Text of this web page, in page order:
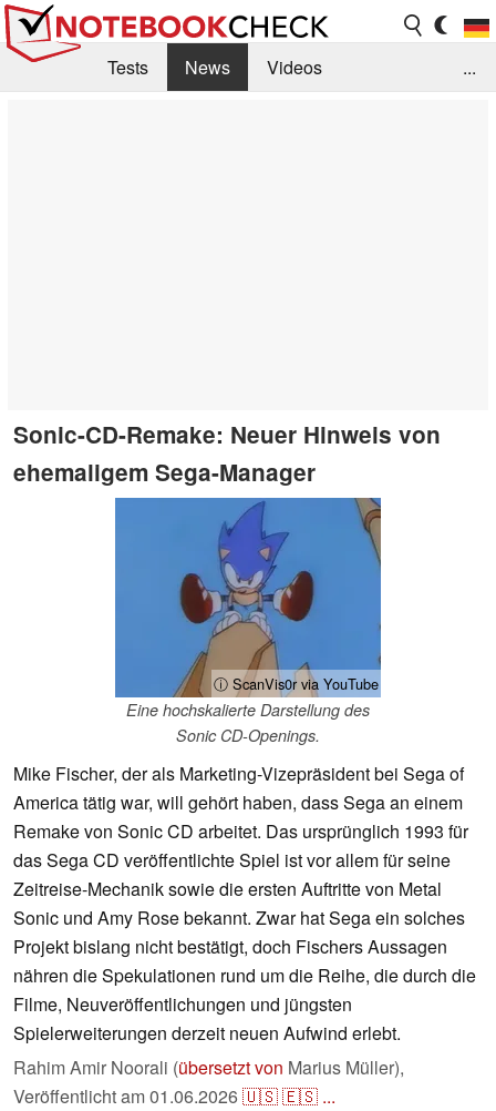
Tests News
Videos
...
Sonic-CD-Remake: Neuer Hinweis von
ehemaligem Sega-Manager
ⓘ ScanVis0r via YouTube
Eine hochskalierte Darstellung des
Sonic CD-Openings.
Mike Fischer, der als Marketing-Vizepräsident bei Sega of
America tätig war, will gehört haben, dass Sega an einem
Remake von Sonic CD arbeitet. Das ursprünglich 1993 für
das Sega CD veröffentlichte Spiel ist vor allem für seine
Zeitreise-Mechanik sowie die ersten Auftritte von Metal
Sonic und Amy Rose bekannt. Zwar hat Sega ein solches
Projekt bislang nicht bestätigt, doch Fischers Aussagen
nähren die Spekulationen rund um die Reihe, die durch die
Filme, Neuveröffentlichungen und jüngsten
Spielerweiterungen derzeit neuen Aufwind erlebt.
Rahim Amir Noorali (übersetzt von Marius Müller),
Veröffentlicht am01.06.2026🇺🇸🇪🇸 ...